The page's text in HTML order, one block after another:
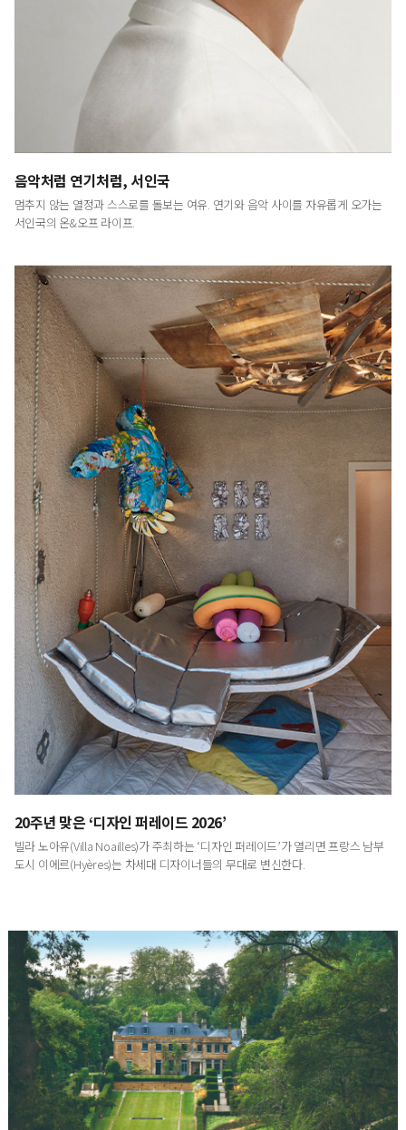
LUXURY
<럭셔리>는 예술적이고 문화적인 시각에서
최고급 브랜드와 라이프스타일을 다룸으로써
명품의 진정한 의미와 예술이 주는 감동을 전하는
멈추지 않는 열정과 스스로를 돌보는 여유. 연기와 음악 사이를 자유롭게 오가는
서인국의 온&오프 라이프.
빌라 노아유(Villa Noailles)가 주최하는 ‘디자인 퍼레이드’가 열리면 프랑스 남부
도시 이에르(Hyères)는 차세대 디자이너들의 무대로 변신한다.